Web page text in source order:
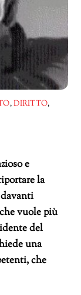
,DIRITTO,
e
la
davanti
vuole più
del
una
che